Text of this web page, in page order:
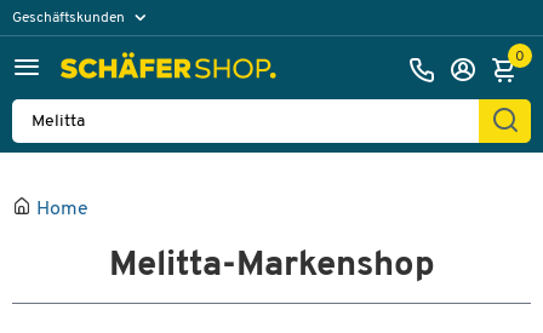
Geschäftskunden
0
Home
Melitta-Markenshop